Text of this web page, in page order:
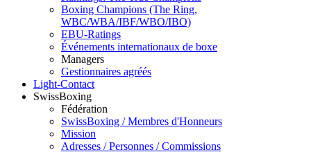
Boxing Champions (The Ring,
WBC/WBA/IBF/WBO/IBO)
EBU-Ratings
Événements internationaux de boxe
Managers
Gestionnaires agréés
Light-Contact
SwissBoxing
Fédération
SwissBoxing / Membres d'Honneurs
Mission
Adresses / Personnes / Commissions